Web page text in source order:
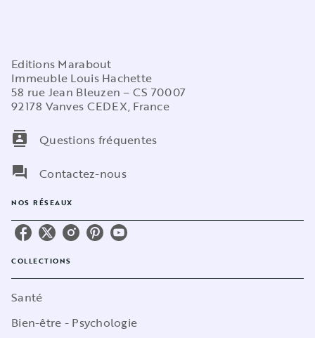
Editions Marabout
Immeuble Louis Hachette
58 rue Jean Bleuzen – CS 70007
92178 Vanves CEDEX, France
contacts
Questions fréquentes
question_answer
Contactez-nous
NOS RÉSEAUX
COLLECTIONS
Santé
Bien-être - Psychologie